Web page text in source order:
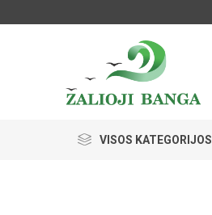
VISOS KATEGORIJOS